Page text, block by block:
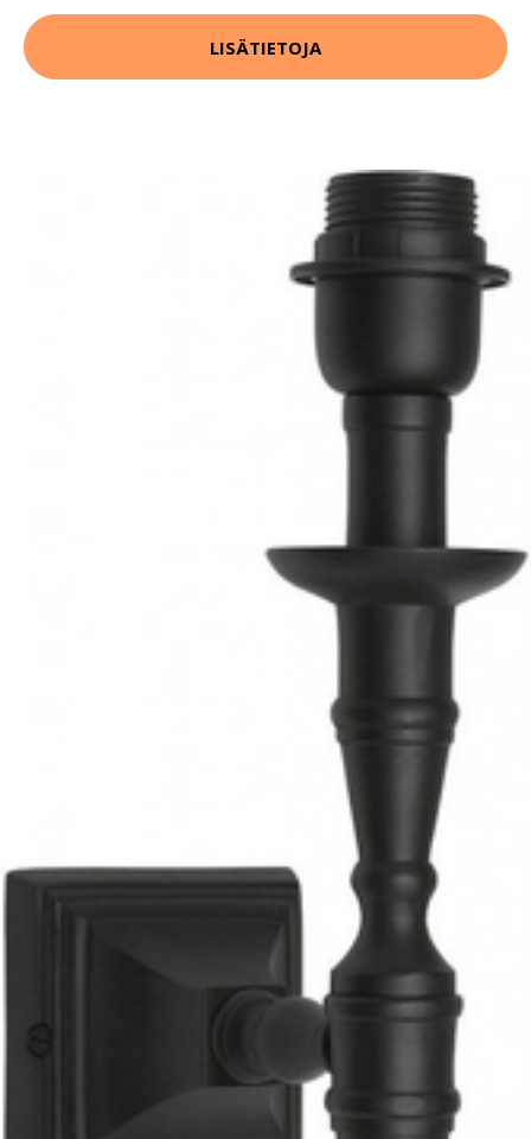
LISÄTIETOJA